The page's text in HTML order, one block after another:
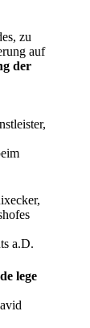
zu
auf
der
a.D.
lege